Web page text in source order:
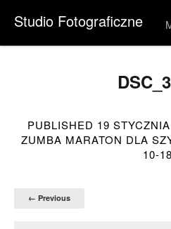
Studio Fotograficzne
PUBLISHED 19
ZUMBA MARATON DLA
10-18
← Previous